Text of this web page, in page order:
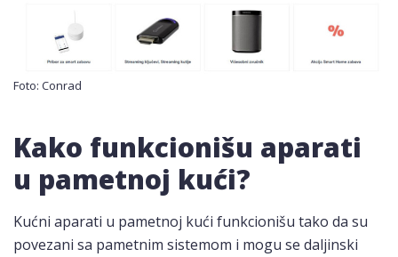
Foto: Conrad
Kako funkcionišu aparati
u pametnoj kući?
Kućni aparati u pametnoj kući funkcionišu tako da su
povezani sa pametnim sistemom i mogu se daljinski